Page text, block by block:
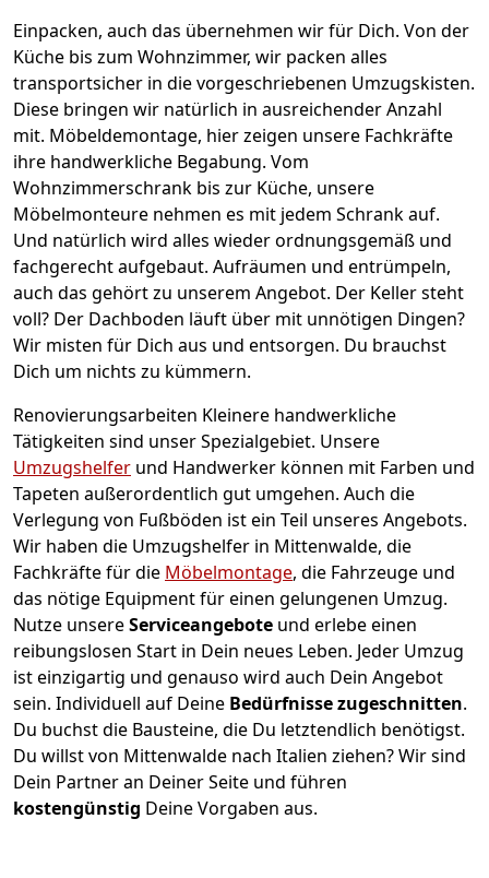
Einpacken, auch das übernehmen wir für Dich. Von der
Küche bis zum Wohnzimmer, wir packen alles
transportsicher in die vorgeschriebenen Umzugskisten.
Diese bringen wir natürlich in ausreichender Anzahl
mit. Möbeldemontage, hier zeigen unsere Fachkräfte
ihre handwerkliche Begabung. Vom
Wohnzimmerschrank bis zur Küche, unsere
Möbelmonteure nehmen es mit jedem Schrank auf.
Und natürlich wird alles wieder ordnungsgemäß und
fachgerecht aufgebaut. Aufräumen und entrümpeln,
auch das gehört zu unserem Angebot. Der Keller steht
voll? Der Dachboden läuft über mit unnötigen Dingen?
Wir misten für Dich aus und entsorgen. Du brauchst
Dich um nichts zu kümmern.
Renovierungsarbeiten Kleinere handwerkliche
Tätigkeiten sind unser Spezialgebiet. Unsere
Umzugshelfer und Handwerker können mit Farben und
Tapeten außerordentlich gut umgehen. Auch die
Verlegung von Fußböden ist ein Teil unseres Angebots.
Wir haben die Umzugshelfer in Mittenwalde, die
Fachkräfte für die Möbelmontage, die Fahrzeuge und
das nötige Equipment für einen gelungenen Umzug.
Nutze unsereServiceangebote und erlebe einen
reibungslosen Start in Dein neues Leben. Jeder Umzug
ist einzigartig und genauso wird auch Dein Angebot
sein. Individuell auf Deine Bedürfnisse zugeschnitten.
Du buchst die Bausteine, die Du letztendlich benötigst.
Du willst von Mittenwalde nach Italien ziehen? Wir sind
Dein Partner an Deiner Seite und führen
kostengünstig Deine Vorgaben aus.